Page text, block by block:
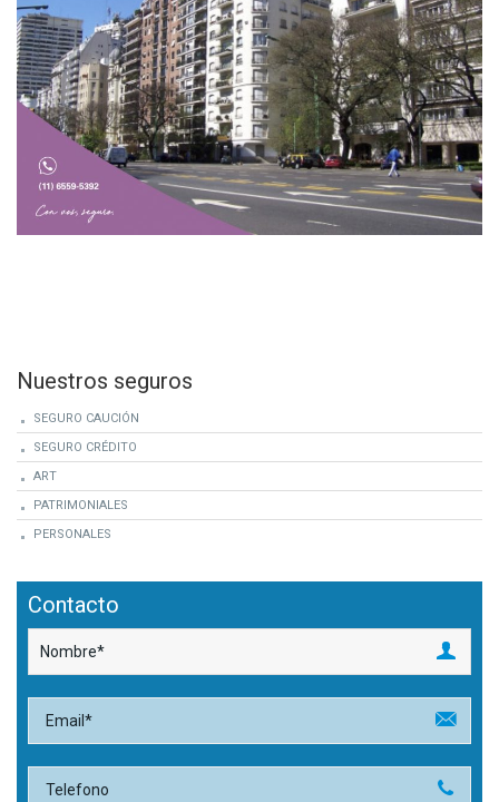
Nuestros seguros
SEGURO CAUCIÓN
SEGURO CRÉDITO
ART
PATRIMONIALES
PERSONALES
Contacto